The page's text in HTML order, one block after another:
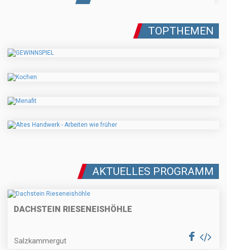
TOPTHEMEN
AKTUELLES PROGRAMM
DACHSTEIN RIESENEISHÖHLE
Salzkammergut